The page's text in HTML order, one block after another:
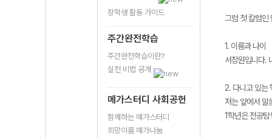
장학생 활동 가이드
주간완전학습
주간완전학습이란?
실천 비법 공개
메가스터디 사회공헌
함께하는 메가스터디
희망이룸 메가나눔
그럼 첫 칼럼인
1. 이름과 나이
서장원입니다.
2. 다니고 있는
저는 앞에서 말
1학년은 전공